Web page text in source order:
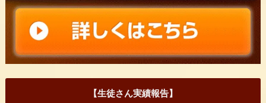
【生徒さん実績報告】